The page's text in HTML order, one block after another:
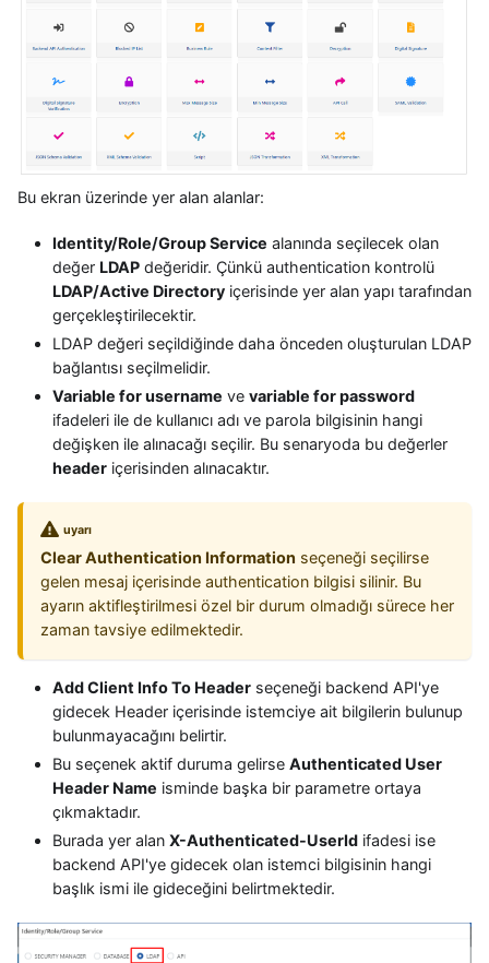
Bu ekran üzerinde yer alan alanlar:
Identity/Role/Group Service alanında seçilecek olan
değer LDAP değeridir. Çünkü authentication kontrolü
LDAP/Active Directory içerisinde yer alan yapı tarafından
gerçekleştirilecektir.
LDAP değeri seçildiğinde daha önceden oluşturulan LDAP
bağlantısı seçilmelidir.
Variable for username ve variable for password
ifadeleri ile de kullanıcı adı ve parola bilgisinin hangi
değişken ile alınacağı seçilir. Bu senaryoda bu değerler
header içerisinden alınacaktır.
uyarı
Clear Authentication Information seçeneği seçilirse
gelen mesaj içerisinde authentication bilgisi silinir. Bu
ayarın aktifleştirilmesi özel bir durum olmadığı sürece her
zaman tavsiye edilmektedir.
Add Client Info To Header seçeneği backend API'ye
gidecek Header içerisinde istemciye ait bilgilerin bulunup
bulunmayacağını belirtir.
Bu seçenek aktif duruma gelirse Authenticated User
Header Name isminde başka bir parametre ortaya
çıkmaktadır.
Burada yer alan X-Authenticated-UserId ifadesi ise
backend API'ye gidecek olan istemci bilgisinin hangi
başlık ismi ile gideceğini belirtmektedir.